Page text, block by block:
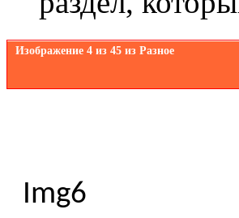
Изображение 4 из 45 из Разное
Img6